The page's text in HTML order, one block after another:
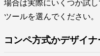
場合は実際にいくつか試
ツールを選んでください。
コンペ方式かデザイ